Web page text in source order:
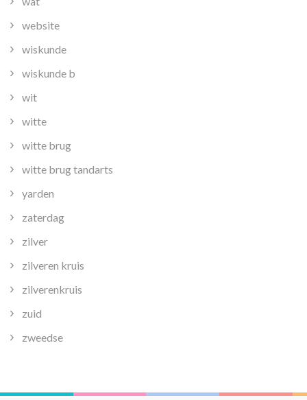
website
wiskunde
wiskunde b
wit
witte
witte brug
witte brug tandarts
yarden
zaterdag
zilver
zilveren kruis
zilverenkruis
zuid
zweedse